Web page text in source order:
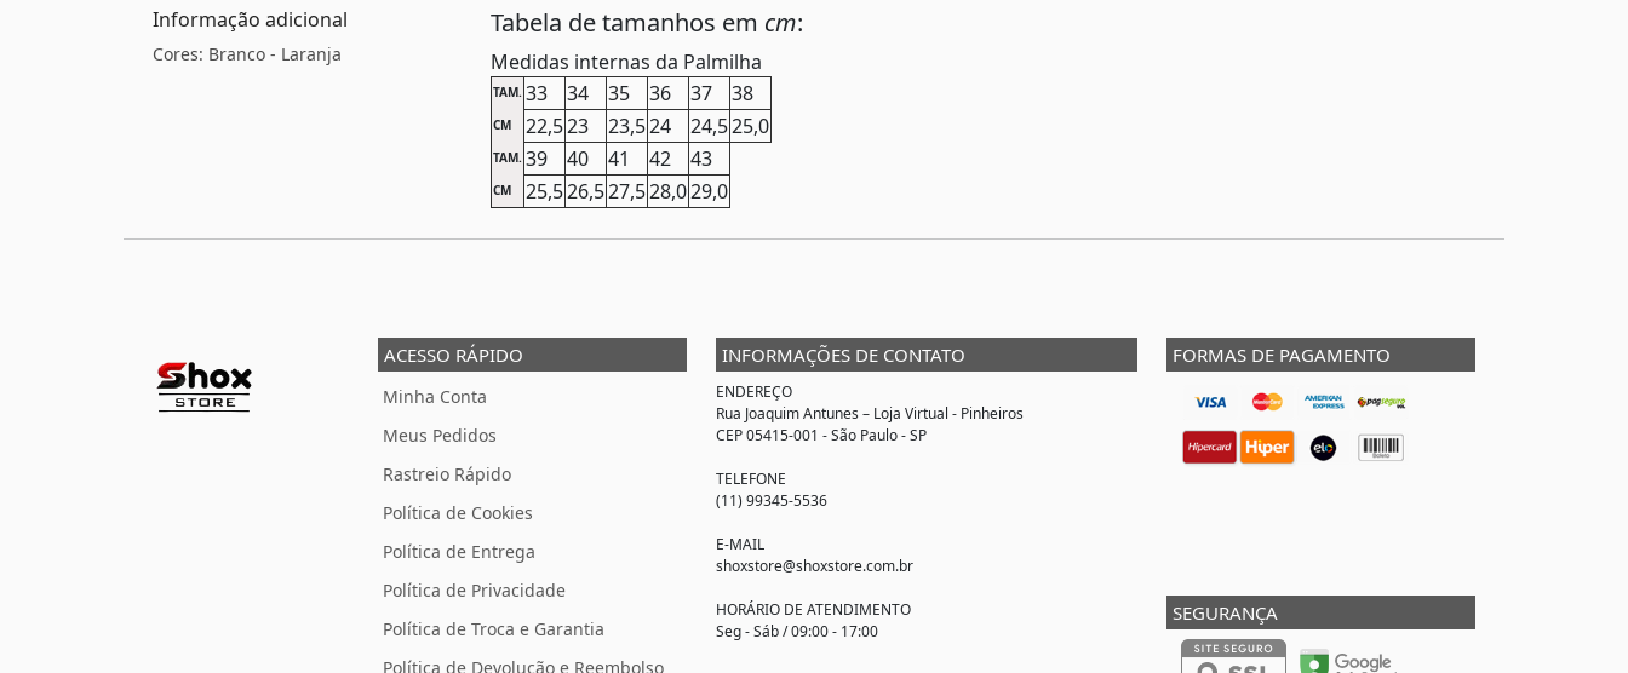
Informação adicional
Cores: Branco - Laranja
Tabela de tamanhos em cm:
Medidas internas da Palmilha
TAM. 33 34 35 36 37 38
CM 22,523 23,524 24,525,0
TAM. 39 40 41 42 43
CM 25,526,527,528,029,0
ACESSO RÁPIDO
Minha Conta
Meus Pedidos
Rastreio Rápido
Política de Cookies
Política de Entrega
Política de Privacidade
Política de Troca e Garantia
Política de Devolução e Reembolso
INFORMAÇÕES DE CONTATO
ENDEREÇO
Rua Joaquim Antunes – Loja Virtual - Pinheiros
CEP 05415-001 - São Paulo - SP
TELEFONE
(11) 99345-5536
E-MAIL
shoxstore@shoxstore.com.br
HORÁRIO DE ATENDIMENTO
Seg - Sáb / 09:00 - 17:00
FORMAS DE PAGAMENTO
SEGURANÇA